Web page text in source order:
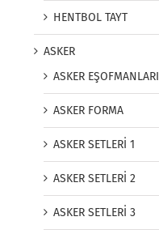
HENTBOL TAYT
ASKER
ASKER EŞOFMANLARI
ASKER FORMA
ASKER SETLERİ 1
ASKER SETLERİ 2
ASKER SETLERİ 3